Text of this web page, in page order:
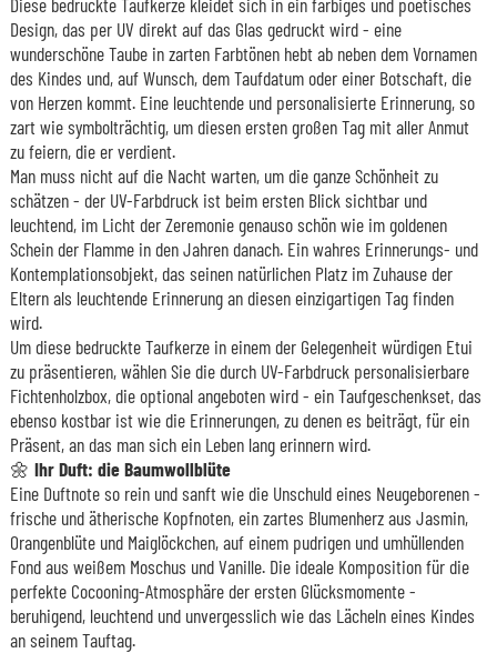
Design, das per UV direkt auf das Glas gedruckt wird - eine
wunderschöne Taube in zarten Farbtönen hebt ab neben dem Vornamen
des Kindes und, auf Wunsch, dem Taufdatum oder einer Botschaft, die
von Herzen kommt. Eine leuchtende und personalisierte Erinnerung, so
zart wie symbolträchtig, um diesen ersten großen Tag mit aller Anmut
zu feiern, die er verdient.
Man muss nicht auf die Nacht warten, um die ganze Schönheit zu
schätzen - der UV-Farbdruck ist beim ersten Blick sichtbar und
leuchtend, im Licht der Zeremonie genauso schön wie im goldenen
Schein der Flamme in den Jahren danach. Ein wahres Erinnerungs- und
Kontemplationsobjekt, das seinen natürlichen Platz im Zuhause der
Eltern als leuchtende Erinnerung an diesen einzigartigen Tag finden
wird.
Um diese bedruckte Taufkerze in einem der Gelegenheit würdigen Etui
zu präsentieren, wählen Sie die durch UV-Farbdruck personalisierbare
Fichtenholzbox, die optional angeboten wird - ein Taufgeschenkset, das
ebenso kostbar ist wie die Erinnerungen, zu denen es beiträgt, für ein
Präsent, an das man sich ein Leben lang erinnern wird.
🌼 Ihr Duft: die Baumwollblüte
Eine Duftnote so rein und sanft wie die Unschuld eines Neugeborenen -
frische und ätherische Kopfnoten, ein zartes Blumenherz aus Jasmin,
Orangenblüte und Maiglöckchen, auf einem pudrigen und umhüllenden
Fond aus weißem Moschus und Vanille. Die ideale Komposition für die
perfekte Cocooning-Atmosphäre der ersten Glücksmomente -
beruhigend, leuchtend und unvergesslich wie das Lächeln eines Kindes
an seinem Tauftag.